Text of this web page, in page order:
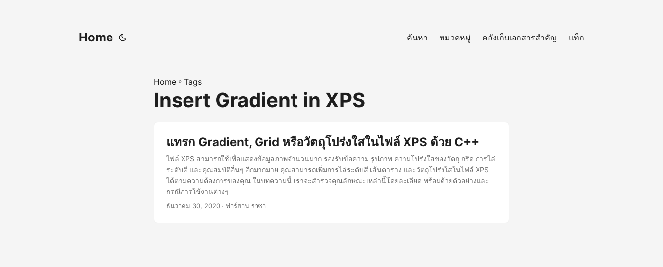
Home ค้นหา หมวดหมู่ คลังเก็บเอกสารสำคัญ แท็ก
Home » Tags
Insert Gradient in XPS
แทรก Gradient, Grid หรือวัตถุโปร่งใสในไฟล์ XPS ด้วย C++
ไฟล์ XPS สามารถใช้เพื่อแสดงข้อมูลภาพจำนวนมาก รองรับข้อความ รูปภาพ ความโปร่งใสของวัตถุ กริด การไล่
ระดับสี และคุณสมบัติอื่นๆ อีกมากมาย คุณสามารถเพิ่มการไล่ระดับสี เส้นตาราง และวัตถุโปร่งใสในไฟล์ XPS
ได้ตามความต้องการของคุณ ในบทความนี้ เราจะสำรวจคุณลักษณะเหล่านี้โดยละเอียด พร้อมด้วยตัวอย่างและ
กรณีการใช้งานต่างๆ
ธันวาคม 30, 2020 · ฟาร์ฮาน ราซา